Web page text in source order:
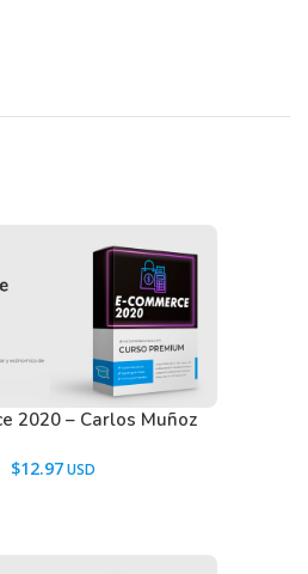
2020 – Carlos Muñoz
$12.97